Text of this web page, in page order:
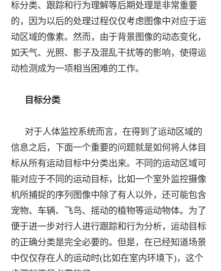
标分类、跟踪和行为理解等后期处理是非常重要
的，因为以后的处理过程仅仅考虑图像中对应于运
动区域的像素。然而，由于背景图像的动态变化，
如天气、光照、影子及混乱干扰等的影响，使得运
动检测成为一项相当困难的工作。
目标分类
对于人体监控系统而言，在得到了运动区域的
信息之后，下面一个重要的问题就是如何将人体目
标从所有运动目标中分类出来。不同的运动区域可
能对应于不同的运动目标，比如一个室外监控摄像
机所捕捉的序列图像中除了有人以外，还可能包含
宠物、车辆、飞鸟、摇动的植物等运动物体。为了
便于进一步对行人进行跟踪和行为分析，运动目标
的正确分类是完全必要的。但是，在已经知道场景
中仅仅存在人的运动时(比如在室内环境下)，这个